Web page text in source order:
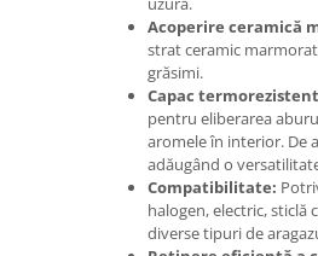
Suporturi si servetele
Tacamuri si seturi
Taietoare manuale
Termosuri si cani termos
Suporturi si accesorii de baie
Uscatoare de rufe
Acoperire ceramică
strat ceramic
grăsimi.
Capac
pentru eliberarea
aromele în interior. De
adăugând o
Compatibilitate:
halogen, electric, sticlă
diverse tipuri de